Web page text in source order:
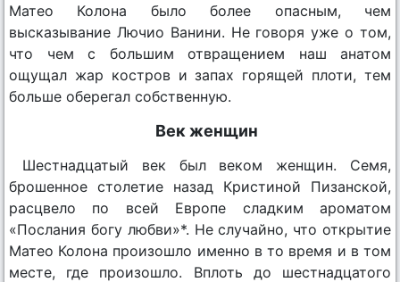
Матео Колона было более опасным, чем
высказывание Лючио Ванини. Не говоря уже о том,
что чем с большим отвращением наш анатом
ощущал жар костров и запах горящей плоти, тем
больше оберегал собственную.
Век женщин
Шестнадцатый век был веком женщин. Семя,
брошенное столетие назад Кристиной Пизанской,
расцвело по всей Европе сладким ароматом
«Послания богу любви»*. Не случайно, что открытие
Матео Колона произошло именно в то время и в том
месте, где произошло. Вплоть до шестнадцатого